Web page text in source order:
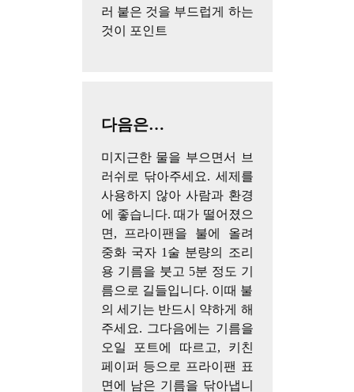
러 붙은 것을 부드럽게 하는
것이 포인트
다음은…
미지근한 물을 부으면서 브
러쉬로 닦아주세요. 세제를
사용하지 않아 사람과 환경
에 좋습니다. 때가 떨어졌으
면, 프라이팬을 불에 올려
중화 국자 1술 분량의 조리
용 기름을 붓고 5분 정도 기
름으로 길들입니다. 이때 불
의 세기는 반드시 약하게 해
주세요. 그다음에는 기름을
오일 포트에 따르고, 키친
페이퍼 등으로 프라이팬 표
면에 남은 기름을 닦아냅니